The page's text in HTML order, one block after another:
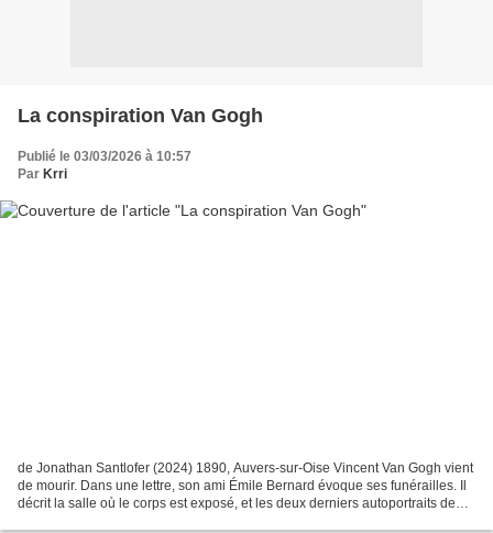
La conspiration Van Gogh
Publié le 03/03/2026 à 10:57
Par Krri
de Jonathan Santlofer (2024) 1890, Auvers-sur-Oise Vincent Van Gogh vient
de mourir. Dans une lettre, son ami Émile Bernard évoque ses funérailles. Il
décrit la salle où le corps est exposé, et les deux derniers autoportraits de